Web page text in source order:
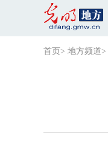
首页 > 地方频道>